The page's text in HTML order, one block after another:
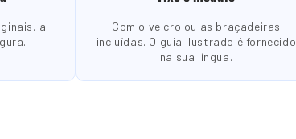
a
Com o velcro ou as braçadeiras
incluídas. O guia ilustrado é fornecido
na sua língua.